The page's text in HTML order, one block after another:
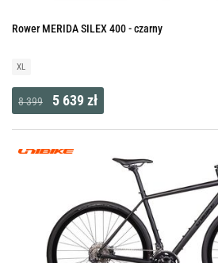
Rower MERIDA SILEX 400 - czarny
XL
8 399 5 639 zł